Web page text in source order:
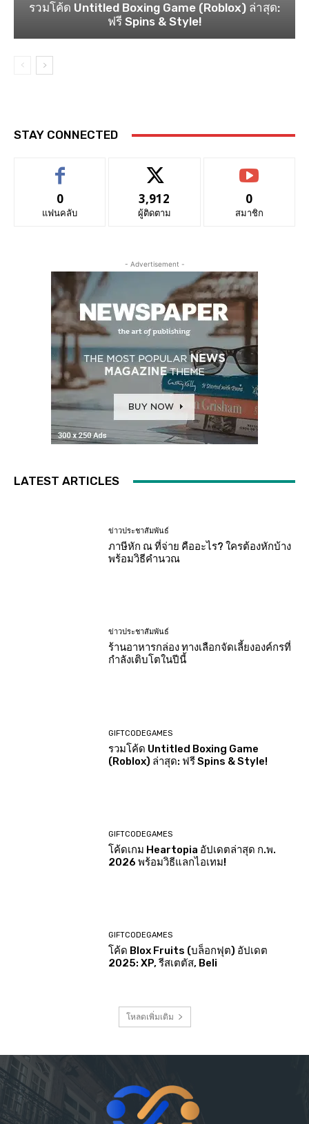
รวมโค้ด Untitled Boxing Game (Roblox) ล่าสุด:
ฟรี Spins & Style!
STAY CONNECTED
0
แฟนคลับ
3,912
ผู้ติดตาม
0
สมาชิก
- Advertisement -
LATEST ARTICLES
ข่าวประชาสัมพันธ์
ภาษีหัก ณ ที่จ่าย คืออะไร? ใครต้องหักบ้าง
พร้อมวิธีคำนวณ
ข่าวประชาสัมพันธ์
ร้านอาหารกล่อง ทางเลือกจัดเลี้ยงองค์กรที่
กำลังเติบโตในปีนี้
GIFTCODEGAMES
รวมโค้ด Untitled Boxing Game
(Roblox) ล่าสุด: ฟรี Spins & Style!
GIFTCODEGAMES
โค้ดเกม Heartopia อัปเดตล่าสุด ก.พ.
2026 พร้อมวิธีแลกไอเทม!
GIFTCODEGAMES
โค้ด Blox Fruits (บล็อกฟุต) อัปเดต
2025: XP, รีสเตตัส, Beli
โหลดเพิ่มเติม